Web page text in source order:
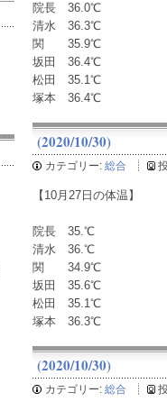
院長 36.0℃
清水 36.3℃
関 35.9℃
坂田 36.4℃
松田 35.1℃
塚本 36.4℃
(2020/10/30)
カテゴリー: 総合
【10月27日の体温】
院長 35.℃
清水 36.℃
関 34.9℃
坂田 35.6℃
松田 35.1℃
塚本 36.3℃
(2020/10/30)
カテゴリー: 総合